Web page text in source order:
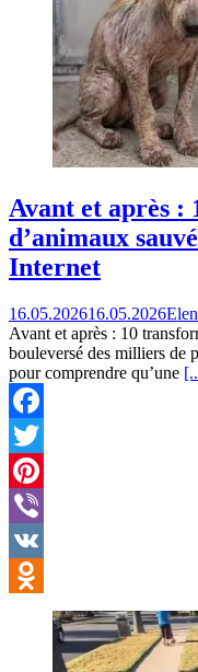
Avant et après :
d’animaux
Internet
16.05.202616.05.2026
Avant et après : 10
bouleversé des milliers de
pour comprendre qu’une
Facebook
Twitter
Pinterest
Viber
VK
Odnoklassniki